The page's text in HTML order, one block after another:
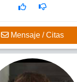
Mensaje / Citas